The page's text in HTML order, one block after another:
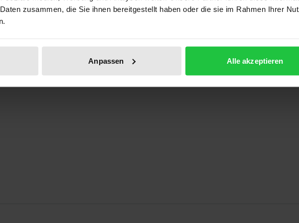
zusammen, die Sie ihnen bereitgestellt haben oder die sie im Rahmen Ihrer
Anpassen Alle akzeptieren